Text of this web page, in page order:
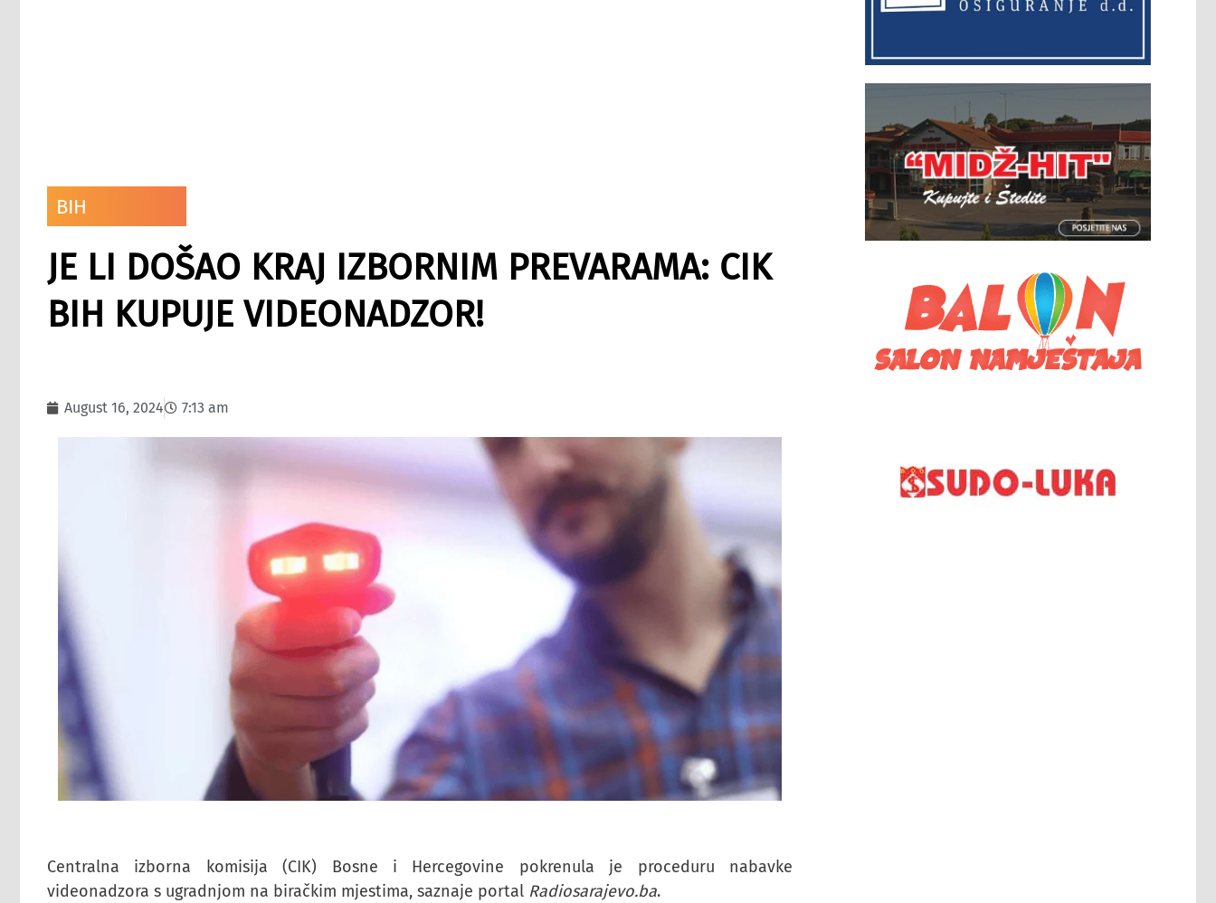
BIH
JE LI DOŠAO KRAJ IZBORNIM PREVARAMA: CIK
BIH KUPUJE VIDEONADZOR!
August 16, 2024 7:13 am
Centralna izborna komisija (CIK) Bosne i Hercegovine pokrenula je proceduru nabavke
videonadzora s ugradnjom na biračkim mjestima, saznaje portal Radiosarajevo.ba.